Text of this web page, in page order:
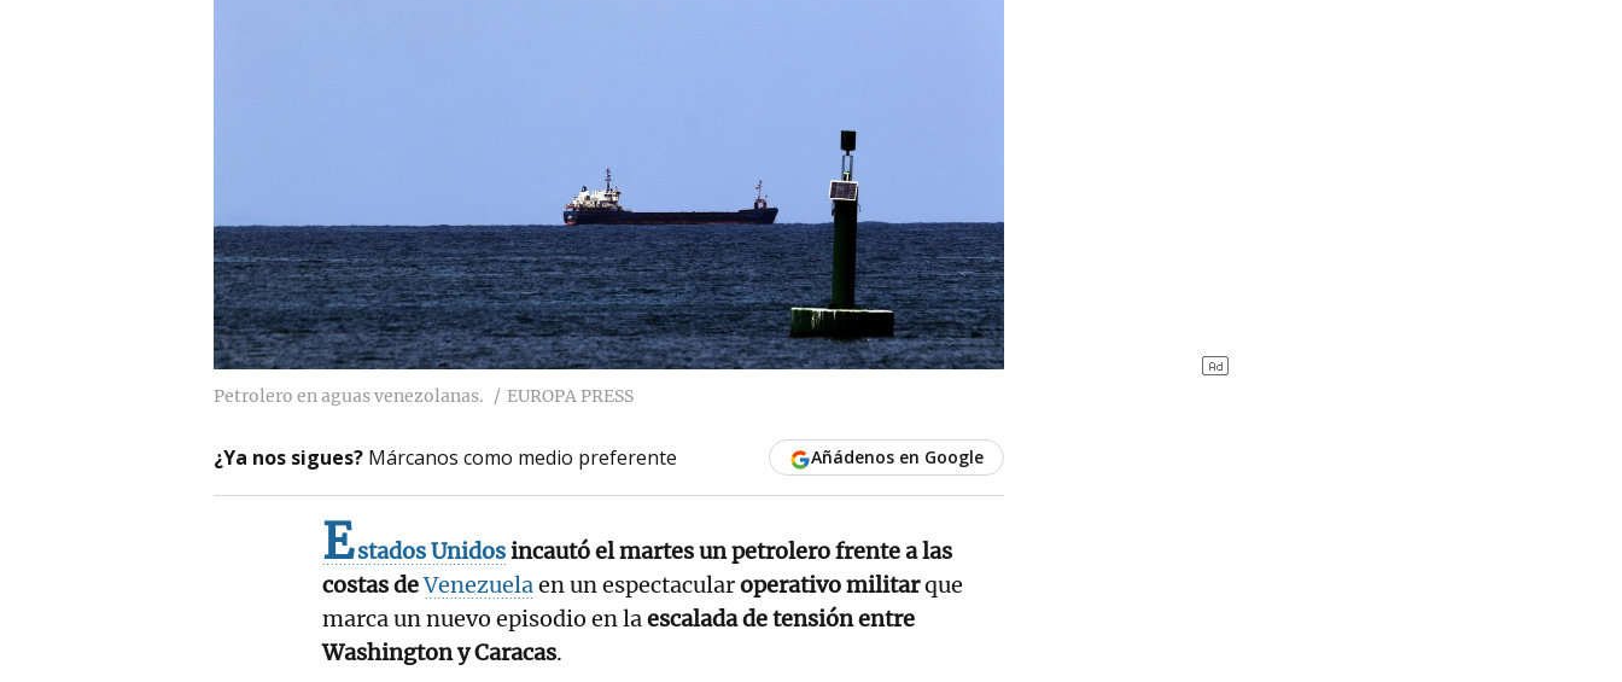
Petrolero en aguas venezolanas. EUROPA PRESS
¿Ya nos sigues? Márcanos como medio preferente Añádenos en Google
Estados Unidosincautó el martes un petrolero frente a las
costas deVenezuelaen un espectacularoperativo militarque
marca un nuevo episodio en laescalada de tensión entre
Washington y Caracas.